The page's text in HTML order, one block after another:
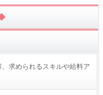
求められるスキルや給料ア